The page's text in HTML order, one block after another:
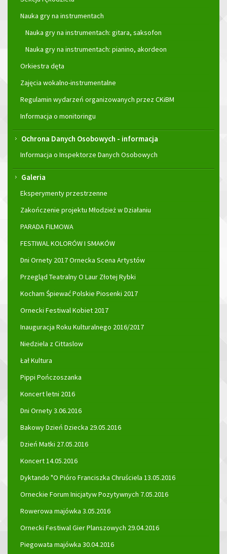
Nauka gry na instrumentach
Nauka gry na instrumentach: gitara, saksofon
Nauka gry na instrumentach: pianino, akordeon
Orkiestra dęta
Zajęcia wokalno-instrumentalne
Regulamin wydarzeń organizowanych przez CKiBM
Informacja o monitoringu
Ochrona Danych Osobowych - informacja
Informacja o Inspektorze Danych Osobowych
Galeria
Eksperymenty przestrzenne
Zakończenie projektu Młodzież w Działaniu
PARADA FILMOWA
FESTIWAL KOLORÓW I SMAKÓW
Dni Ornety 2017 Ornecka Scena Artystów
Przegląd Teatralny O Laur Złotej Rybki
Kocham Śpiewać Polskie Piosenki 2017
Ornecki Festiwal Kobiet 2017
Inauguracja Roku Kulturalnego 2016/2017
Niedziela z Cittaslow
Łał Kultura
Pippi Pończoszanka
Koncert letni 2016
Dni Ornety 3.06.2016
Bakowy Dzień Dziecka 29.05.2016
Dzień Matki 27.05.2016
Koncert 14.05.2016
Dyktando "O Pióro Franciszka Chruściela 13.05.2016
Orneckie Forum Inicjatyw Pozytywnych 7.05.2016
Rowerowa majówka 3.05.2016
Ornecki Festiwal Gier Planszowych 29.04.2016
Piegowata majówka 30.04.2016